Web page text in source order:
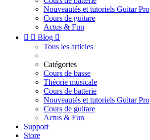
Nouveautés et tutoriels Guitar Pro
Cours de guitare
Actus & Fun
  Blog 
Tous les articles
Catégories
Cours de basse
Théorie musicale
Cours de batterie
Nouveautés et tutoriels Guitar Pro
Cours de guitare
Actus & Fun
Support
Store